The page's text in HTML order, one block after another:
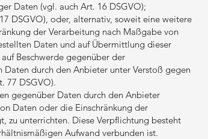
Daten (vgl. auch Art. 16 DSGVO);
DSGVO), oder, alternativ, soweit eine weitere
der Verarbeitung nach Maßgabe von
Daten und auf Übermittlung dieser
Beschwerde gegenüber der
Daten durch den Anbieter unter Verstoß gegen
77 DSGVO).
gegenüber Daten durch den Anbieter
Daten oder die Einschränkung der
zu unterrichten. Diese Verpflichtung besteht
Aufwand verbunden ist.